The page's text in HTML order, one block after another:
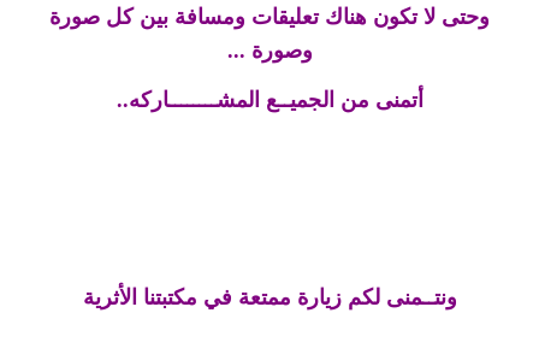
وحتى لا تكون هناك تعليقات ومسافة بين كل صورة
وصورة ...
أتمنى من الجميــع المشــــــــاركه..
ونتــمنى لكم زيارة ممتعة في مكتبتنا الأثرية